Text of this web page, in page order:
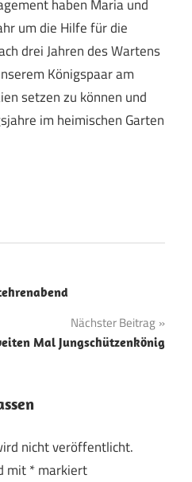
haben Maria und
um die Hilfe für die
drei Jahren des Wartens
Königspaar am
setzen zu können und
im heimischen Garten
Nächster Beitrag
Mal Jungschützenkönig
nicht veröffentlicht.
mit*markiert